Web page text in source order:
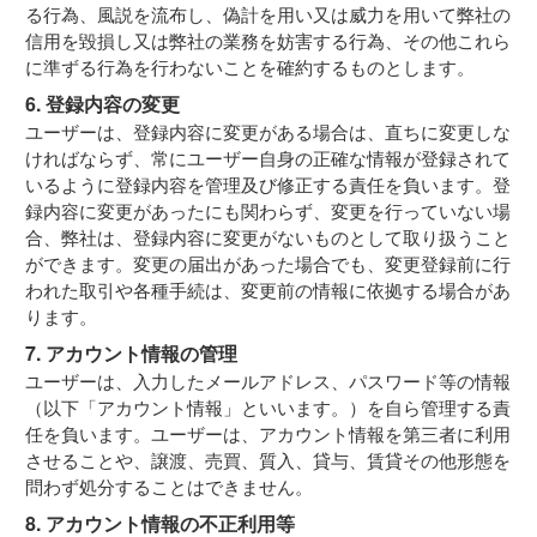
る行為、風説を流布し、偽計を用い又は威力を用いて弊社の
信用を毀損し又は弊社の業務を妨害する行為、その他これら
に準ずる行為を行わないことを確約するものとします。
6. 登録内容の変更
ユーザーは、登録内容に変更がある場合は、直ちに変更しな
ければならず、常にユーザー自身の正確な情報が登録されて
いるように登録内容を管理及び修正する責任を負います。登
録内容に変更があったにも関わらず、変更を行っていない場
合、弊社は、登録内容に変更がないものとして取り扱うこと
ができます。変更の届出があった場合でも、変更登録前に行
われた取引や各種手続は、変更前の情報に依拠する場合があ
ります。
7. アカウント情報の管理
ユーザーは、入力したメールアドレス、パスワード等の情報
（以下「アカウント情報」といいます。）を自ら管理する責
任を負います。ユーザーは、アカウント情報を第三者に利用
させることや、譲渡、売買、質入、貸与、賃貸その他形態を
問わず処分することはできません。
8. アカウント情報の不正利用等